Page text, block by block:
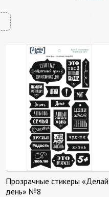
Прозрачные стикеры «Делай
день» №8